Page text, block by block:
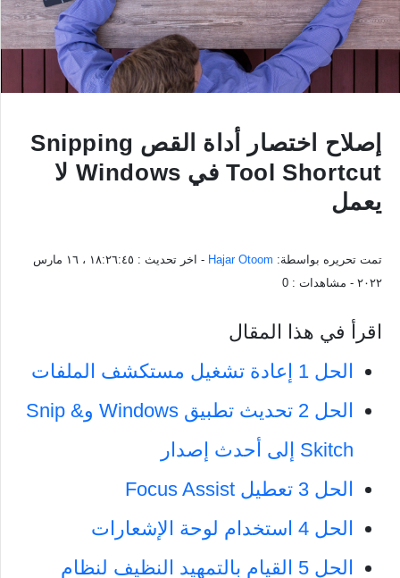
إصلاح اختصار أداة القص Snipping
Tool Shortcut في Windows لا
يعمل
تمت تحريره بواسطة: Hajar Otoom - اخر تحديث :
١٨:٢٦:٤٥ ، ١٦ مارس
٢٠٢٢ - مشاهدات : 0
اقرأ في هذا المقال
الحل 1 إعادة تشغيل مستكشف الملفات
الحل 2 تحديث تطبيق Windows وSnip &
Skitch إلى أحدث إصدار
الحل 3 تعطيل Focus Assist
الحل 4 استخدام لوحة الإشعارات
الحل 5 القيام بالتمهيد النظيف لنظام